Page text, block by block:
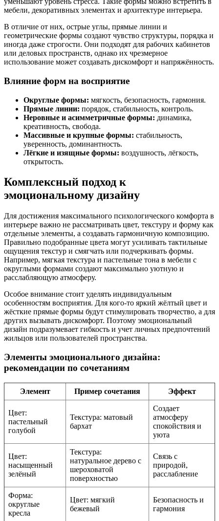
мебели, декоративных элементах и архитектуре интерьера.
В отличие от них, острые углы, прямые линии и
геометрические формы создают чувство структуры, порядка и
иногда даже строгости. Они подходят для рабочих кабинетов
или деловых пространств, однако их чрезмерное
использование может создавать дискомфорт и напряжённость.
Влияние форм на восприятие
Округлые формы: мягкость, безопасность, гармония.
Прямые линии: порядок, стабильность, контроль.
Неровные и асимметричные формы: динамика,
креативность, свобода.
Массивные и крупные формы: стабильность,
уверенность, доминантность.
Лёгкие и изящные формы: воздушность, лёгкость,
открытость.
Комплексный подход к
эмоциональному дизайну
Для достижения максимального психологического комфорта в
интерьере важно не рассматривать цвет, текстуру и форму как
отдельные элементы, а создавать гармоничную композицию.
Правильно подобранные цвета могут усиливать тактильные
ощущения текстур и смягчать или подчеркивать формы.
Например, мягкая текстура и пастельные тона в мебели с
округлыми формами создают максимально уютную и
расслабляющую атмосферу.
Особое внимание стоит уделять индивидуальным
особенностям восприятия. Для кого-то яркий жёлтый цвет и
жёсткие прямые формы будут стимулировать творчество, а для
других вызывать дискомфорт. Поэтому эмоциональный
дизайн подразумевает гибкость и учет личных предпочтений
жильцов или пользователей пространства.
Элементы эмоционального дизайна:
рекомендации по сочетаниям
Элемент Пример сочетания Эффект
Цвет:
пастельный
голубой
Текстура: матовый
бархат
Создает
атмосферу
спокойствия и
уюта
Цвет:
насыщенный
зелёный
Текстура:
натуральное дерево с
шероховатой
поверхностью
Связь с
природой,
расслабление
Форма:
округлые
кресла
Цвет: мягкий
бежевый
Безопасность и
гармония